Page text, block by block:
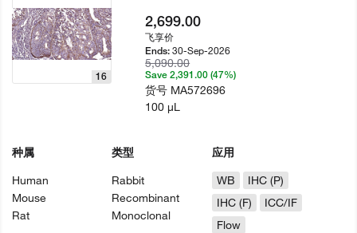
16
种属
Human
Mouse
Rat
类型
Rabbit
Recombinant
Monoclonal
应用
WB
IHC (P)
IHC (F)
ICC/IF
Flow
2,699.00
飞享价
Ends:30-Sep-2026
5,090.00
Save 2,391.00 (47%)
货号 MA572696
100 µL